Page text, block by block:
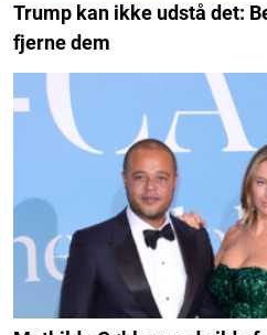
Trump kan ikke udstå det:
fjerne dem